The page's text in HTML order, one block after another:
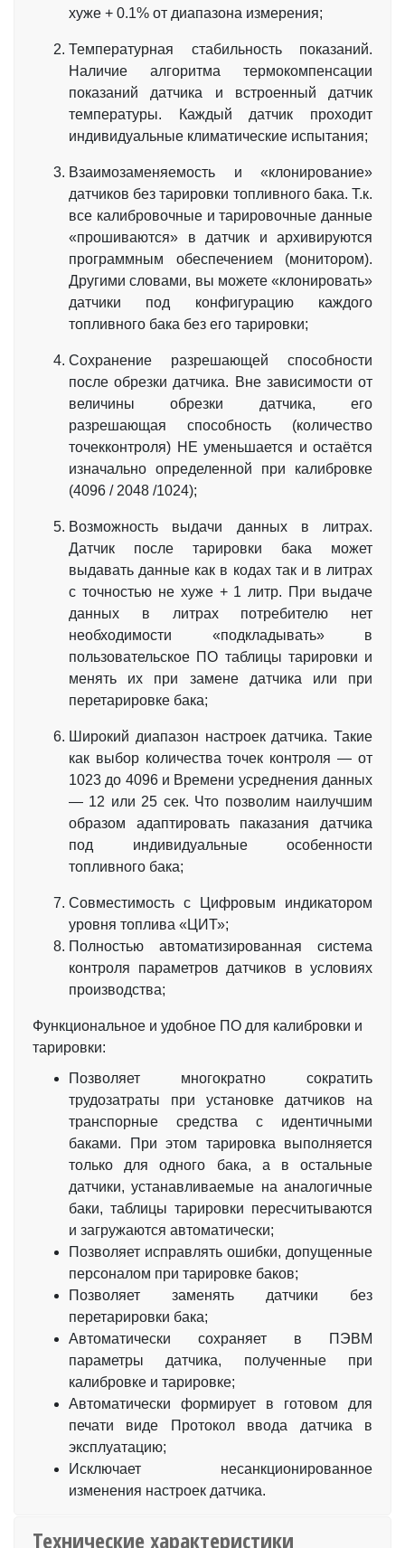
хуже + 0.1% от диапазона измерения;
Температурная стабильность показаний.
Наличие алгоритма термокомпенсации
показаний датчика и встроенный датчик
температуры. Каждый датчик проходит
индивидуальные климатические испытания;
Взаимозаменяемость и «клонирование»
датчиков без тарировки топливного бака. Т.к.
все калибровочные и тарировочные данные
«прошиваются» в датчик и архивируются
программным обеспечением (монитором).
Другими словами, вы можете «клонировать»
датчики под конфигурацию каждого
топливного бака без его тарировки;
Сохранение разрешающей способности
после обрезки датчика. Вне зависимости от
величины обрезки датчика, его
разрешающая способность (количество
точекконтроля) НЕ уменьшается и остаётся
изначально определенной при калибровке
(4096 / 2048 /1024);
Возможность выдачи данных в литрах.
Датчик после тарировки бака может
выдавать данные как в кодах так и в литрах
с точностью не хуже + 1 литр. При выдаче
данных в литрах потребителю нет
необходимости «подкладывать» в
пользовательское ПО таблицы тарировки и
менять их при замене датчика или при
перетарировке бака;
Широкий диапазон настроек датчика. Такие
как выбор количества точек контроля — от
1023 до 4096 и Времени усреднения данных
— 12 или 25 сек. Что позволим наилучшим
образом адаптировать паказания датчика
под индивидуальные особенности
топливного бака;
Совместимость с Цифровым индикатором
уровня топлива «ЦИТ»;
Полностью автоматизированная система
контроля параметров датчиков в условиях
производства;
Функциональное и удобное ПО для калибровки и
тарировки:
Позволяет многократно сократить
трудозатраты при установке датчиков на
транспорные средства с идентичными
баками. При этом тарировка выполняется
только для одного бака, а в остальные
датчики, устанавливаемые на аналогичные
баки, таблицы тарировки пересчитываются
и загружаются автоматически;
Позволяет исправлять ошибки, допущенные
персоналом при тарировке баков;
Позволяет заменять датчики без
перетарировки бака;
Автоматически сохраняет в ПЭВМ
параметры датчика, полученные при
калибровке и тарировке;
Автоматически формирует в готовом для
печати виде Протокол ввода датчика в
эксплуатацию;
Исключает несанкционированное
изменения настроек датчика.
Технические характеристики